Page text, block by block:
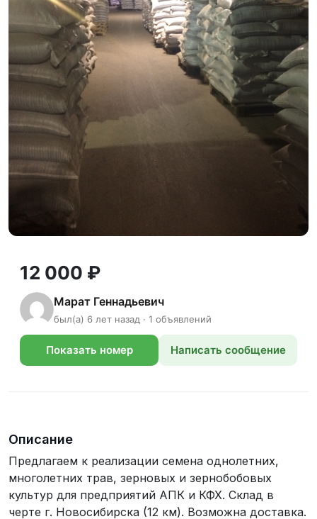
12 000 ₽
Марат Геннадьевич
был(а) 6 лет назад · 1 объявлений
Показать номер Написать сообщение
Описание
Предлагаем к реализации семена однолетних,
многолетних трав, зерновых и зернобобовых
культур для предприятий АПК и КФХ. Склад в
черте г. Новосибирска (12 км). Возможна доставка.